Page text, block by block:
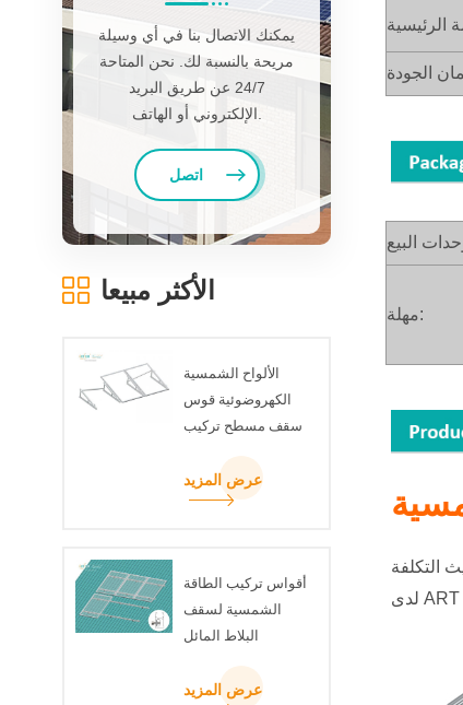
الرئيسية
الجودة
البيع
مهلة:
يمكنك الاتصال بنا في أي وسيلة
مريحة بالنسبة لك. نحن المتاحة
24/7 عن طريق البريد
اتصل
الأكثر مبيعا
الألواح الشمسية
الكهروضوئية قوس
سقف مسطح تركيب
U
عرض المزيد
أقواس تركيب الطاقة
الشمسية لسقف
البلاط المائل
عرض المزيد